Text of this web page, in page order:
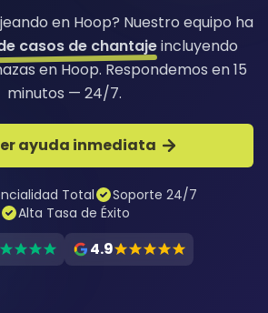
en Hoop? Nuestro equipo ha
casos de chantajeincluyendo
en Hoop. Respondemos en 15
minutos — 24/7.
ayuda inmediata
Total
Soporte 24/7
Alta Tasa de Éxito
4.9